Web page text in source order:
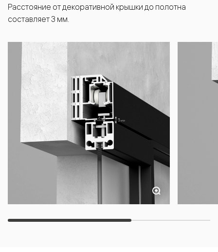
Расстояние от декоративной крышки до полотна
составляет 3 мм.